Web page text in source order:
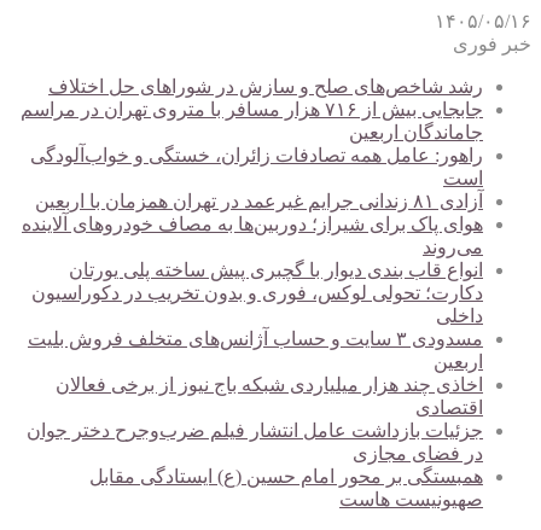
۱۴۰۵/۰۵/۱۶
خبر فوری
رشد شاخص‌های صلح و سازش در شوراهای حل اختلاف
جابجایی بیش از ۷۱۶ هزار مسافر با متروی تهران در مراسم
جاماندگان اربعین
راهور: عامل همه تصادفات زائران، خستگی و خواب‌آلودگی
است
آزادی ۸۱ زندانی جرایم غیرعمد در تهران همزمان با اربعین
هوای پاک برای شیراز؛ دوربین‌ها به مصاف خودروهای آلاینده
می‌روند
انواع قاب بندی دیوار با گچبری پیش ساخته پلی یورتان
دکارت؛ تحولی لوکس، فوری و بدون تخریب در دکوراسیون
داخلی
مسدودی ۳ سایت و حساب آژانس‌های متخلف فروش بلیت
اربعین
اخاذی چند هزار میلیاردی شبکه باج نیوز از برخی فعالان
اقتصادی
جزئیات بازداشت عامل انتشار فیلم ضرب‌وجرح دختر جوان
در فضای مجازی
همبستگی بر محور امام حسین (ع) ایستادگی مقابل
صهیونیست هاست